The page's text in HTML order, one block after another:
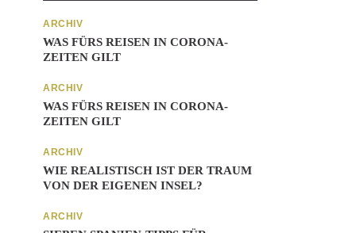
ARCHIV
WAS FÜRS REISEN IN CORONA-
ZEITEN GILT
ARCHIV
WAS FÜRS REISEN IN CORONA-
ZEITEN GILT
ARCHIV
WIE REALISTISCH IST DER TRAUM
VON DER EIGENEN INSEL?
ARCHIV